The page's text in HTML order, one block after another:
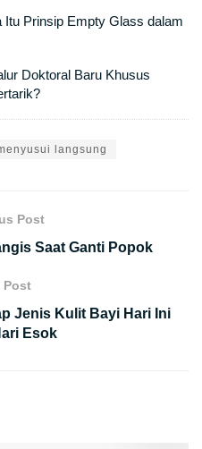
Itu Prinsip Empty Glass dalam
Doktoral Baru Khusus
langsung
Post
Saat Ganti Popok
Post
Jenis Kulit Bayi Hari Ini
Esok